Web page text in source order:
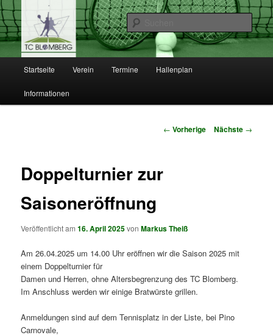
TC Blomberg e.V.
Zum
Inhalt
Startseite Verein Termine Hallenplan
Informationen
Artikelnavigation
← Vorherige Nächste →
Doppelturnier zur
Saisoneröffnung
Veröffentlicht am16. April 2025vonMarkus Theiß
Am 26.04.2025 um 14.00 Uhr eröffnen wir die Saison 2025 mit
einem Doppelturnier für
Damen und Herren, ohne Altersbegrenzung des TC Blomberg.
Im Anschluss werden wir einige Bratwürste grillen.
Anmeldungen sind auf dem Tennisplatz in der Liste, bei Pino
Carnovale,